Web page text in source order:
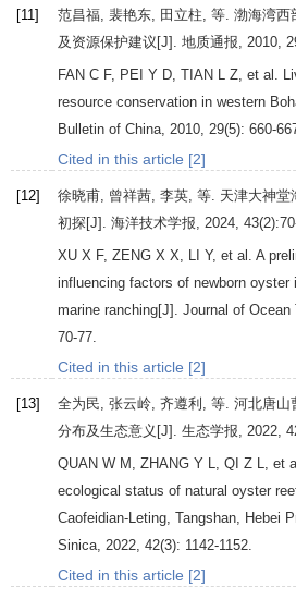
[11]
范昌福, 裴艳东, 田立柱, 等. 渤海湾西
及资源保护建议[J]. 地质通报, 2010,
FAN C F, PEI Y D, TIAN L Z, et al.
resource conservation in western
Bulletin of China, 2010, 29(5): 660-
Cited in this article [2]
[12]
徐晓甫, 曾祥茜, 李英, 等. 天津大神堂
初探[J]. 海洋技术学报, 2024, 43
XU X F, ZENG X X, LI Y, et al. A
influencing factors of newborn oyster
marine ranching[J]. Journal of Ocean
70-77.
Cited in this article [2]
[13]
全为民, 张云岭, 齐遵利, 等. 河北唐山
分布及生态意义[J]. 生态学报, 2022,
QUAN W M , ZHANG Y L, QI Z L, et
ecological status of natural oyster
Caofeidian-Leting, Tangshan, Hebei
Sinica, 2022, 42(3): 1142-1152.
Cited in this article [2]